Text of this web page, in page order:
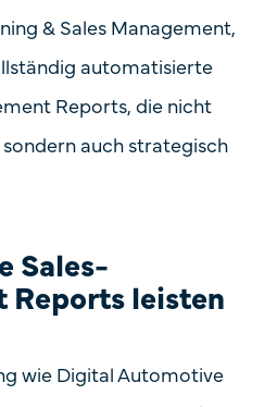
& Sales Management,
automatisierte
Reports, die nicht
auch strategisch
Sales-
Reports leisten
wie Digital Automotive